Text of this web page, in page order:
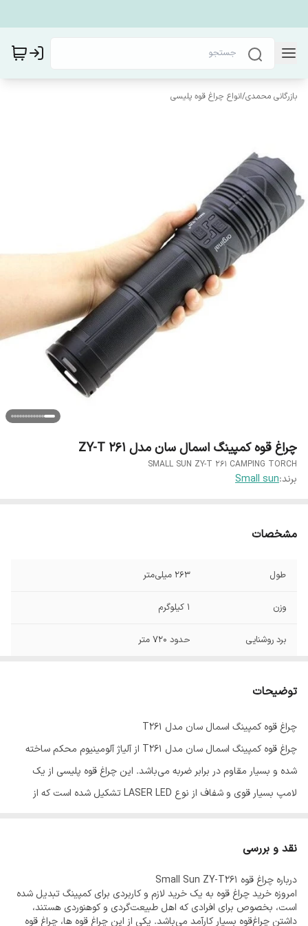
بازرگانی محمدی/انواع چراغ قوه پلیسی
چراغ قوه کمپینگ اسمال سان مدل ZY-T 261
SMALL SUN ZY-T 261 CAMPING TORCH
برند:Small sun
مشخصات
طول 263 میلی‌متر
وزن 1 کیلوگرم
برد روشنایی حدود 720 متر
میزان روشنایی
توضیحات
چراغ قوه کمپینگ اسمال سان مدل T261
چراغ قوه کمپینگ اسمال سان مدل T261 از آلیاژ آلومینیوم محکم ساخته
شده و بسیار مقاوم در برابر ضربه می‌باشد. این چراغ قوه پلیسی از یک
لامپ بسیار قوی و شفاف از نوع LASER LED تشکیل شده است که از
اضطراری و خطر استفاده می‌شود.
چراغ‌های این محصول نور سفید یخی به شما ارائه می‌دهد. این چراغ‌‌‌ قوه
می‌توانید در شکار، نگهبانی و دیگر فعالیت ها در فضای باز از این چراغ
نقد و بررسی
درباره چراغ‌ قوه Small Sun ZY-T261
امروزه خرید چراغ قوه به یک خرید لازم و کاربردی برای کمپینگ تبدیل شده
است، بخصوص برای افرادی که اهل طبیعت‌گردی و کوهنوردی هستند،
داشتن چراغ‌قوه بسیار کارآمد می‌باشد. یکی از این چراغ‌ قوه ها، چراغ قوه